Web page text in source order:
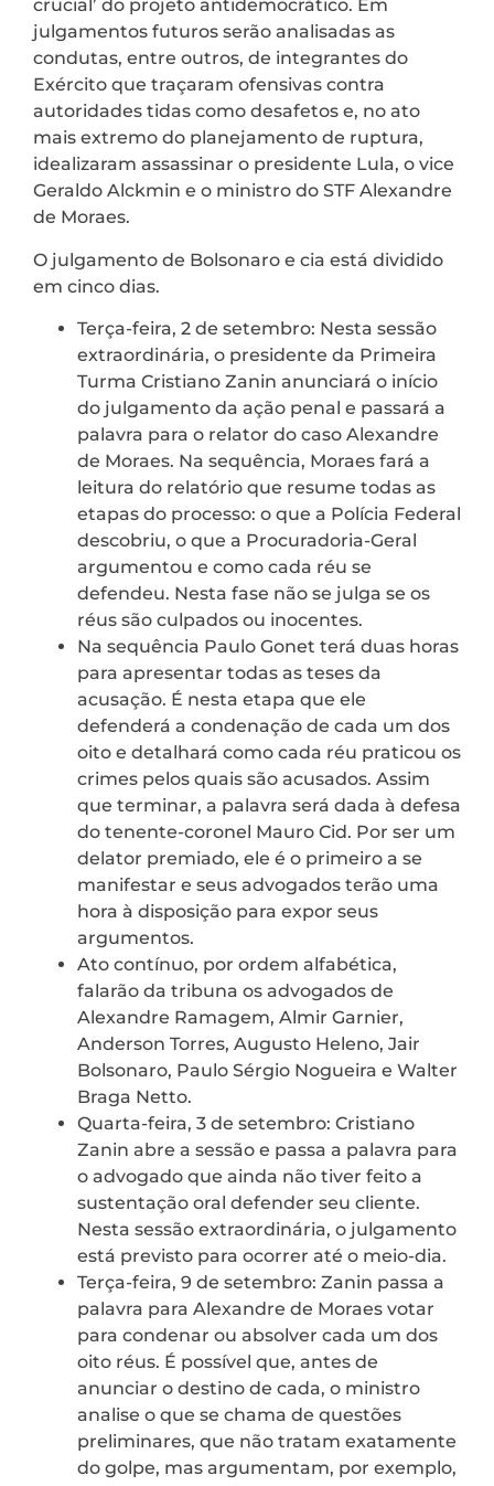
crucial’ do projeto antidemocrático. Em
julgamentos futuros serão analisadas as
condutas, entre outros, de integrantes do
Exército que traçaram ofensivas contra
autoridades tidas como desafetos e, no ato
mais extremo do planejamento de ruptura,
idealizaram assassinar o presidente Lula, o vice
Geraldo Alckmin e o ministro do STF Alexandre
de Moraes.
O julgamento de Bolsonaro e cia está dividido
em cinco dias.
Terça-feira, 2 de setembro: Nesta sessão
extraordinária, o presidente da Primeira
Turma Cristiano Zanin anunciará o início
do julgamento da ação penal e passará a
palavra para o relator do caso Alexandre
de Moraes. Na sequência, Moraes fará a
leitura do relatório que resume todas as
etapas do processo: o que a Polícia Federal
descobriu, o que a Procuradoria-Geral
argumentou e como cada réu se
defendeu. Nesta fase não se julga se os
réus são culpados ou inocentes.
Na sequência Paulo Gonet terá duas horas
para apresentar todas as teses da
acusação. É nesta etapa que ele
defenderá a condenação de cada um dos
oito e detalhará como cada réu praticou os
crimes pelos quais são acusados. Assim
que terminar, a palavra será dada à defesa
do tenente-coronel Mauro Cid. Por ser um
delator premiado, ele é o primeiro a se
manifestar e seus advogados terão uma
hora à disposição para expor seus
argumentos.
Ato contínuo, por ordem alfabética,
falarão da tribuna os advogados de
Alexandre Ramagem, Almir Garnier,
Anderson Torres, Augusto Heleno, Jair
Bolsonaro, Paulo Sérgio Nogueira e Walter
Braga Netto.
Quarta-feira, 3 de setembro: Cristiano
Zanin abre a sessão e passa a palavra para
o advogado que ainda não tiver feito a
sustentação oral defender seu cliente.
Nesta sessão extraordinária, o julgamento
está previsto para ocorrer até o meio-dia.
Terça-feira, 9 de setembro: Zanin passa a
palavra para Alexandre de Moraes votar
para condenar ou absolver cada um dos
oito réus. É possível que, antes de
anunciar o destino de cada, o ministro
analise o que se chama de questões
preliminares, que não tratam exatamente
do golpe, mas argumentam, por exemplo,